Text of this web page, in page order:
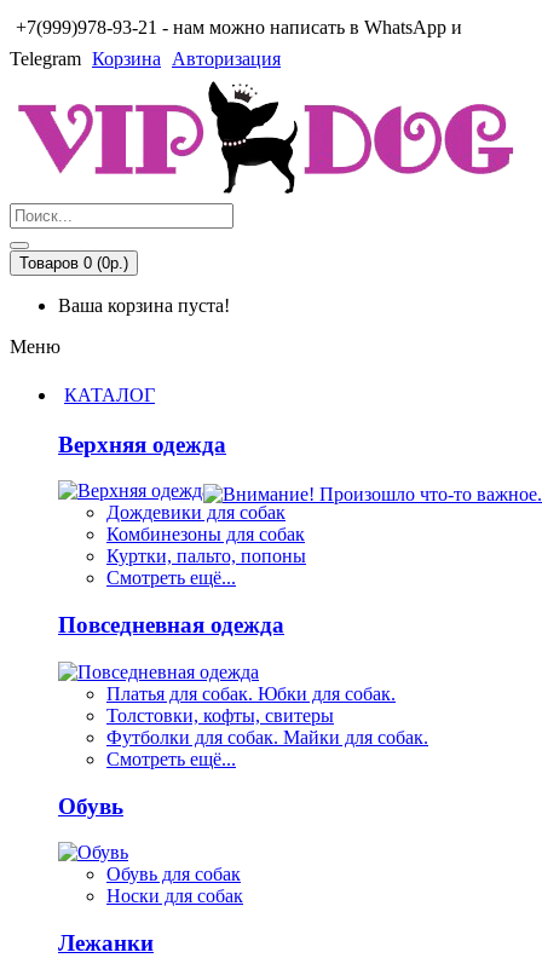
+7(999)978-93-21 - нам можно написать в WhatsApp и
Telegram Корзина Авторизация
Товаров 0 (0р.)
Ваша корзина пуста!
Меню
КАТАЛОГ
Верхняя одежда
Дождевики для собак
Комбинезоны для собак
Куртки, пальто, попоны
Смотреть ещё...
Повседневная одежда
Платья для собак. Юбки для собак.
Толстовки, кофты, свитеры
Футболки для собак. Майки для собак.
Смотреть ещё...
Обувь
Обувь для собак
Носки для собак
Лежанки